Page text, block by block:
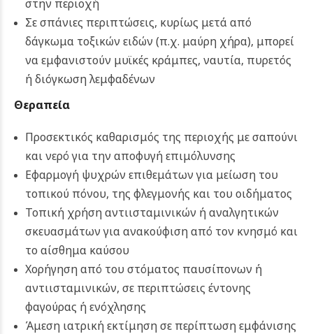
στην περιοχή
Σε σπάνιες περιπτώσεις, κυρίως μετά από
δάγκωμα τοξικών ειδών (π.χ. μαύρη χήρα), μπορεί
να εμφανιστούν μυϊκές κράμπες, ναυτία, πυρετός
ή διόγκωση λεμφαδένων
Θεραπεία
Προσεκτικός καθαρισμός της περιοχής με σαπούνι
και νερό για την αποφυγή επιμόλυνσης
Εφαρμογή ψυχρών επιθεμάτων για μείωση του
τοπικού πόνου, της φλεγμονής και του οιδήματος
Τοπική χρήση αντιισταμινικών ή αναλγητικών
σκευασμάτων για ανακούφιση από τον κνησμό και
το αίσθημα καύσου
Χορήγηση από του στόματος παυσίπονων ή
αντιισταμινικών, σε περιπτώσεις έντονης
φαγούρας ή ενόχλησης
Άμεση ιατρική εκτίμηση σε περίπτωση εμφάνισης